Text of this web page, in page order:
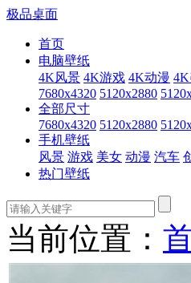
极品桌面
首页
电脑壁纸
4K风景 4K游戏 4K动漫
7680x4320 5120x2880
全部尺寸
7680x4320 5120x2880
手机壁纸
风景 游戏 美女 动漫 汽车
热门壁纸
当前位置：